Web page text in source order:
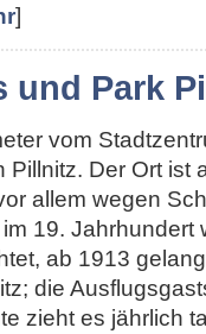
]
und Park
vom
Pillnitz. Der Ort ist
allem wegen
19. Jahrhundert
ab 1913
die
zieht es jährlich